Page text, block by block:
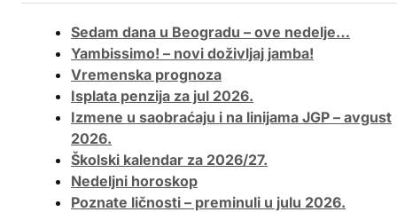
Sedam dana u Beogradu – ove nedelje…
Yambissimo! – novi doživljaj jamba!
Vremenska prognoza
Isplata penzija za jul 2026.
Izmene u saobraćaju i na linijama JGP – avgust
2026.
Školski kalendar za 2026/27.
Nedeljni horoskop
Poznate ličnosti – preminuli u julu 2026.